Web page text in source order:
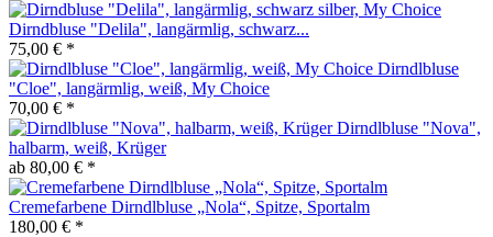
Dirndbluse "Delila", langärmlig, schwarz...
75,00 € *
Dirndlbluse
"Cloe", langärmlig, weiß, My Choice
70,00 € *
Dirndlbluse "Nova",
halbarm, weiß, Krüger
ab 80,00 € *
Cremefarbene Dirndlbluse „Nola“, Spitze, Sportalm
180,00 € *